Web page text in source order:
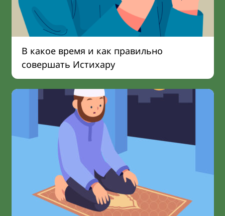
В какое время и как правильно
совершать Истихару